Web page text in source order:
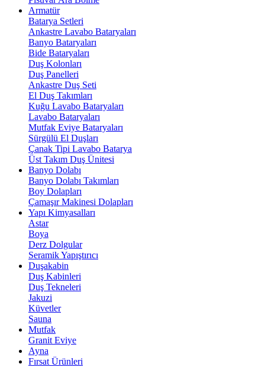
Armatür
Batarya Setleri
Ankastre Lavabo Bataryaları
Banyo Bataryaları
Bide Bataryaları
Duş Kolonları
Duş Panelleri
Ankastre Duş Seti
El Duş Takımları
Kuğu Lavabo Bataryaları
Lavabo Bataryaları
Mutfak Eviye Bataryaları
Sürgülü El Duşları
Çanak Tipi Lavabo Batarya
Üst Takım Duş Ünitesi
Banyo Dolabı
Banyo Dolabı Takımları
Boy Dolapları
Çamaşır Makinesi Dolapları
Yapı Kimyasalları
Astar
Boya
Derz Dolgular
Seramik Yapıştırıcı
Duşakabin
Duş Kabinleri
Duş Tekneleri
Jakuzi
Küvetler
Sauna
Mutfak
Granit Eviye
Ayna
Fırsat Ürünleri